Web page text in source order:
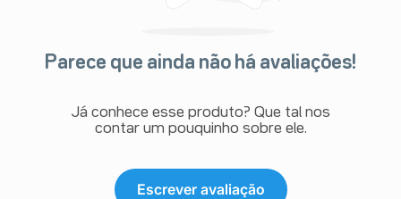
Parece que ainda não há avaliações!
Já conhece esse produto? Que tal nos
contar um pouquinho sobre ele.
Escrever avaliação